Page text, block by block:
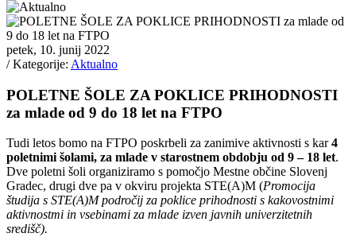
petek, 10. junij 2022
/ Kategorije: Aktualno
POLETNE ŠOLE ZA POKLICE PRIHODNOSTI
za mlade od 9 do 18 let na FTPO
Tudi letos bomo na FTPO poskrbeli za zanimive aktivnosti s kar4
poletnimi šolami, za mlade v starostnem obdobju od 9 – 18 let.
Dve poletni šoli organiziramo s pomočjo Mestne občine Slovenj
Gradec, drugi dve pa v okviru projekta STE(A)M (Promocija
študija s STE(A)M področij za poklice prihodnosti s kakovostnimi
aktivnostmi in vsebinami za mlade izven javnih univerzitetnih
središč).